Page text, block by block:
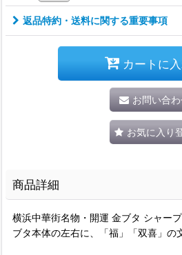
返品特約・送料に関する重要事項
カートに
お問い合
お気に入り
商品詳細
横浜中華街名物・開運 金ブタ シャー
ブタ本体の左右に、「福」「双喜」の